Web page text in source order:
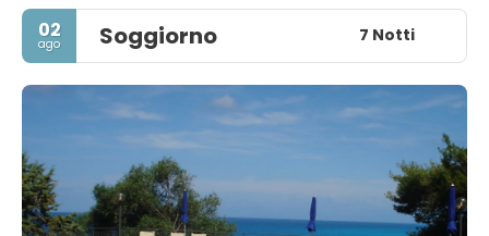
02
ago Soggiorno 7 Notti